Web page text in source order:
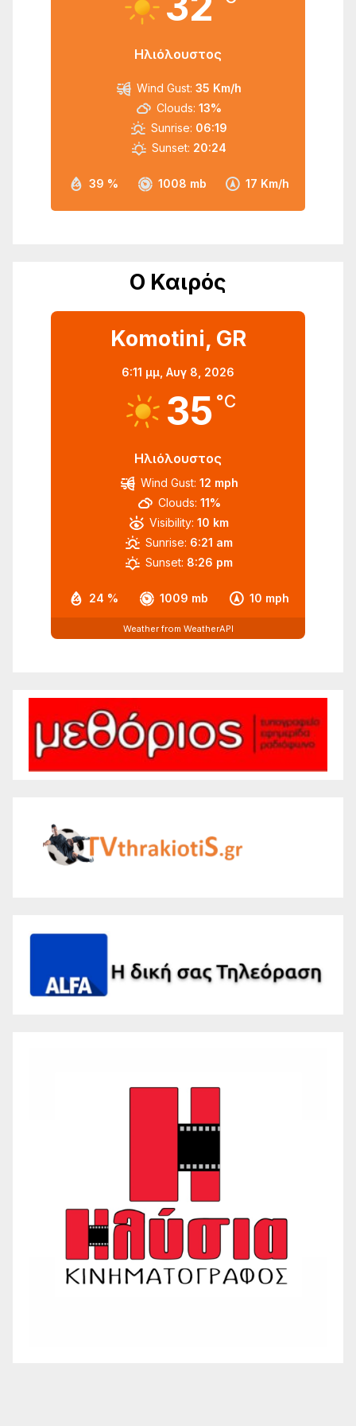
Ηλιόλουστος
39 % 1008 mb 17 Km/h
Wind Gust: 35 Km/h
Clouds: 13%
Sunrise: 06:19
Sunset: 20:24
Ο Καιρός
Komotini, GR
6:11 μμ, Αυγ 8, 2026
35 °C
Ηλιόλουστος
24 % 1009 mb 10 mph
Wind Gust: 12 mph
Clouds: 11%
Visibility: 10 km
Sunrise: 6:21 am
Sunset: 8:26 pm
Weather from WeatherAPI